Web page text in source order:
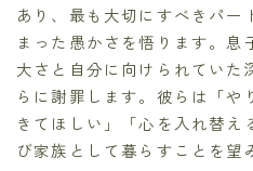
あり、最も大切にすべきパー
まった愚かさを悟ります。息
大さと自分に向けられていた
らに謝罪します。彼らは「や
きてほしい」「心を入れ替え
び家族として暮らすことを望